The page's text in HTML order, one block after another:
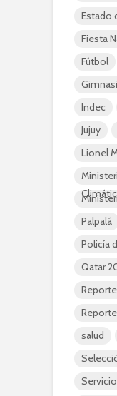
Estado
Fiesta
Fútbol
Indec
Jujuy
Lionel
Palpalá
Policía
Qatar
salud